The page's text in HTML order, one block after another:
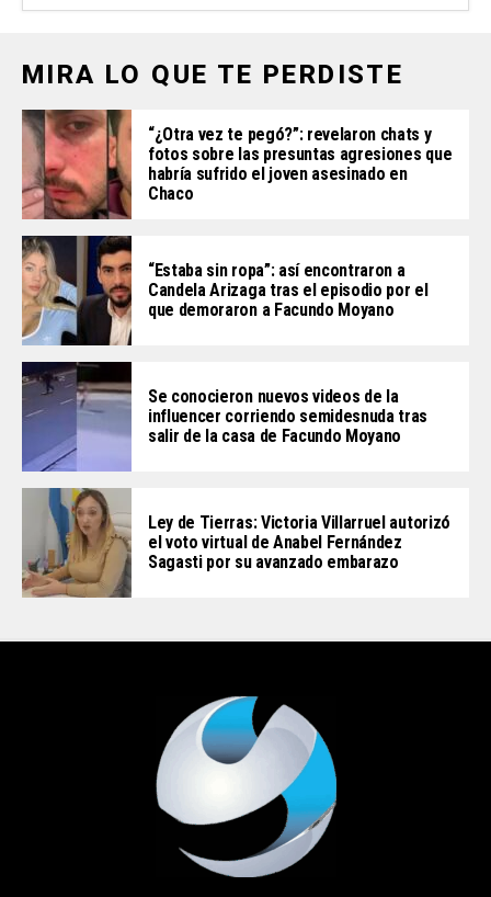
MIRA LO QUE TE PERDISTE
“¿Otra vez te pegó?”: revelaron chats y
fotos sobre las presuntas agresiones que
habría sufrido el joven asesinado en
Chaco
“Estaba sin ropa”: así encontraron a
Candela Arizaga tras el episodio por el
que demoraron a Facundo Moyano
Se conocieron nuevos videos de la
influencer corriendo semidesnuda tras
salir de la casa de Facundo Moyano
Ley de Tierras: Victoria Villarruel autorizó
el voto virtual de Anabel Fernández
Sagasti por su avanzado embarazo